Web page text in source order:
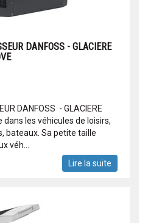
DANFOSS - GLACIERE
DANFOSS - GLACIERE
dans les véhicules de loisirs,
bateaux. Sa petite taille
véh...
Lire la suite